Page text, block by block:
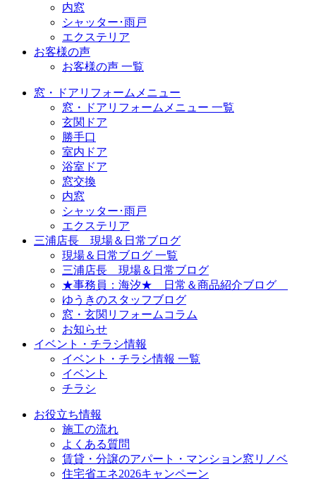
内窓
シャッター･雨戸
エクステリア
お客様の声
お客様の声 一覧
窓・ドアリフォームメニュー
窓・ドアリフォームメニュー 一覧
玄関ドア
勝手口
室内ドア
浴室ドア
窓交換
内窓
シャッター･雨戸
エクステリア
三浦店長 現場＆日常ブログ
現場＆日常ブログ 一覧
三浦店長 現場＆日常ブログ
★事務員：海汐★ 日常＆商品紹介ブログ
ゆうきのスタッフブログ
窓・玄関リフォームコラム
お知らせ
イベント・チラシ情報
イベント・チラシ情報 一覧
イベント
チラシ
お役立ち情報
施工の流れ
よくある質問
賃貸・分譲のアパート・マンション窓リノベ
住宅省エネ2026キャンペーン